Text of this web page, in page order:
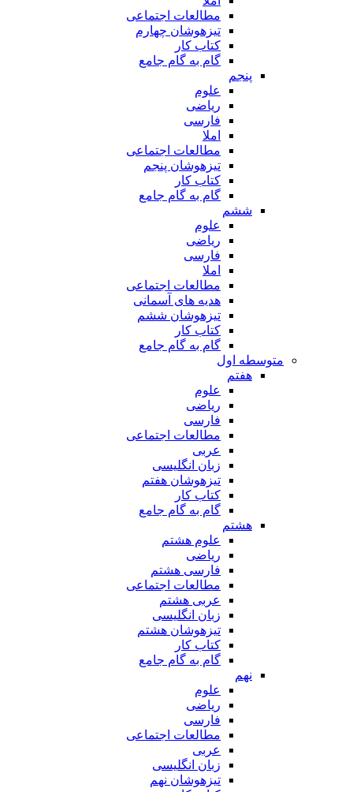
مطالعات اجتماعی
تیزهوشان چهارم
کتاب کار
گام به گام جامع
پنجم
علوم
ریاضی
فارسی
املا
مطالعات اجتماعی
تیزهوشان پنجم
کتاب کار
گام به گام جامع
ششم
علوم
ریاضی
فارسی
املا
مطالعات اجتماعی
هدیه های آسمانی
تیزهوشان ششم
کتاب کار
گام به گام جامع
متوسطه اول
هفتم
علوم
ریاضی
فارسی
مطالعات اجتماعی
عربی
زبان انگلیسی
تیزهوشان هفتم
کتاب کار
گام به گام جامع
هشتم
علوم هشتم
ریاضی
فارسی هشتم
مطالعات اجتماعی
عربی هشتم
زبان انگلیسی
تیزهوشان هشتم
کتاب کار
گام به گام جامع
نهم
علوم
ریاضی
فارسی
مطالعات اجتماعی
عربی
زبان انگلیسی
تیزهوشان نهم